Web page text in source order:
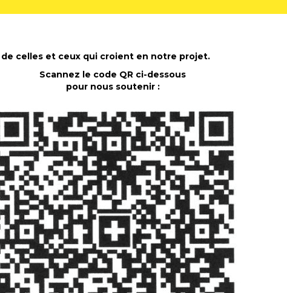
celles et ceux qui croient en notre projet.
Scannez le code QR ci-dessous
pour nous soutenir :